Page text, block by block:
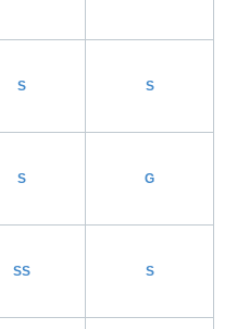
S S
S G
SS S